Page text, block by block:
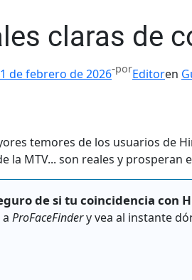
claras de
de febrero de 2026-porEditoren
temores de los usuarios de
la MTV... son reales y prosperan
de si tu coincidencia con
ProFaceFindery vea al instante